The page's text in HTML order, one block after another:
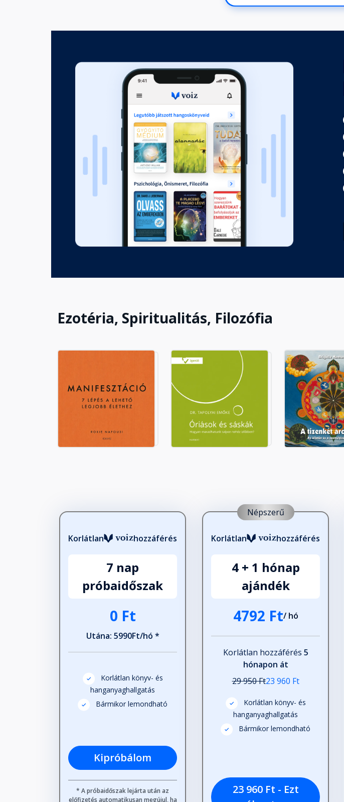
4. Haladó gyógyítás
5. Az érzések teremtése I. rész
Fejezet hossza: 00:48:13
5. Az érzések teremtése II. rész
Fejezet hossza: 00:27:12
6. Haladó hit- és érzelemmunka, ásás
Fejezet hossza: 00:43:27
7. Ásás: Esettanulmányok I. rész
Fejezet hossza: 00:55:17
7. Ásás: Esettanulmányok II. rész
8. A létezés hét síkja
Fejezet hossza: 00:06:48
Fejezet hossza: 00:29:16
13. A harmadik sík
Fejezet hossza: 00:08:12
Fejezet hossza: 00:23:32
15. Az első sík
Fejezet hossza: 00:27:51
Ezotéria, Spiritualitás, Filozófia
Korlátlan hozzáférés
7 nap
próbaidőszak
0 Ft
Utána: 5990Ft/hó *
Korlátlan könyv- és
hanganyaghallgatás
Bármikor lemondható
Kipróbálom
* A próbaidőszak lejárta után az
előfizetés automatikusan megújul, ha
Népszerű
Korlátlan hozzáférés
4 + 1 hónap
ajándék
4792 Ft/ hó
Korlátlan hozzáférés 5
hónapon át
29 950 Ft23 960 Ft
Korlátlan könyv- és
hanganyaghallgatás
Bármikor lemondható
23 960 Ft - Ezt